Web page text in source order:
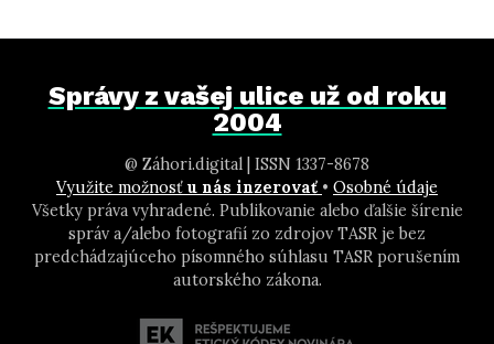
Správy z vašej ulice už od roku
2004
@ Záhori.digital | ISSN 1337-8678
Využite možnosť u nás inzerovať • Osobné údaje
Všetky práva vyhradené. Publikovanie alebo ďalšie šírenie
správ a/alebo fotografií zo zdrojov TASR je bez
predchádzajúceho písomného súhlasu TASR porušením
autorského zákona.